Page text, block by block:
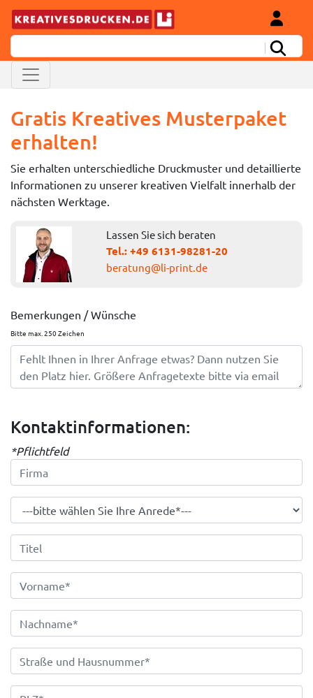
Gratis Kreatives Musterpaket
erhalten!
Sie erhalten unterschiedliche Druckmuster und detaillierte
Informationen zu unserer kreativen Vielfalt innerhalb der
nächsten Werktage.
Lassen Sie sich beraten
Tel.: +49 6131-98281-20
beratung@li-print.de
Bemerkungen / Wünsche
Bitte max. 250 Zeichen
Kontaktinformationen:
*Pflichtfeld